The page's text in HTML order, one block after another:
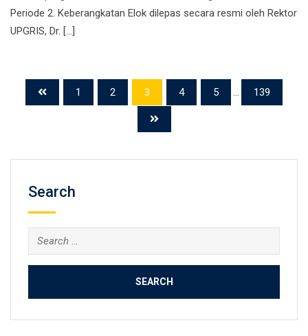
Periode 2. Keberangkatan Elok dilepas secara resmi oleh Rektor
UPGRIS, Dr. […]
1 2 3 4 5 ... 139
Search
Search
for: